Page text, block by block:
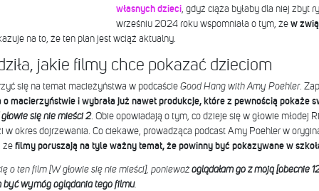
własnych dzieci, gdyż ciąża byłaby dla niej zbyt
wrześniu 2024 roku wspomniała o tym, że w
na to, że ten plan jest wciąż aktualny.
jakie filmy chce pokazać dzieciom
się na temat macieżyństwa w podcaścieGood Hang with Amy Poehler.
macierzyństwie i wybrała już nawet produkcje, które z pewnością pokaże
się nie mieści 2. Obie opowiadają o tym, co dzieje się w głowie młodej
w okres dojrzewania. Co ciekawe, prowadząca podcast Amy Poehler w
że filmy poruszają na tyle ważny temat, że powinny być pokazywane w
o ten film [W głowie się nie mieści], ponieważoglądałam go z moją [obecnie
być wymóg oglądania tego filmu.